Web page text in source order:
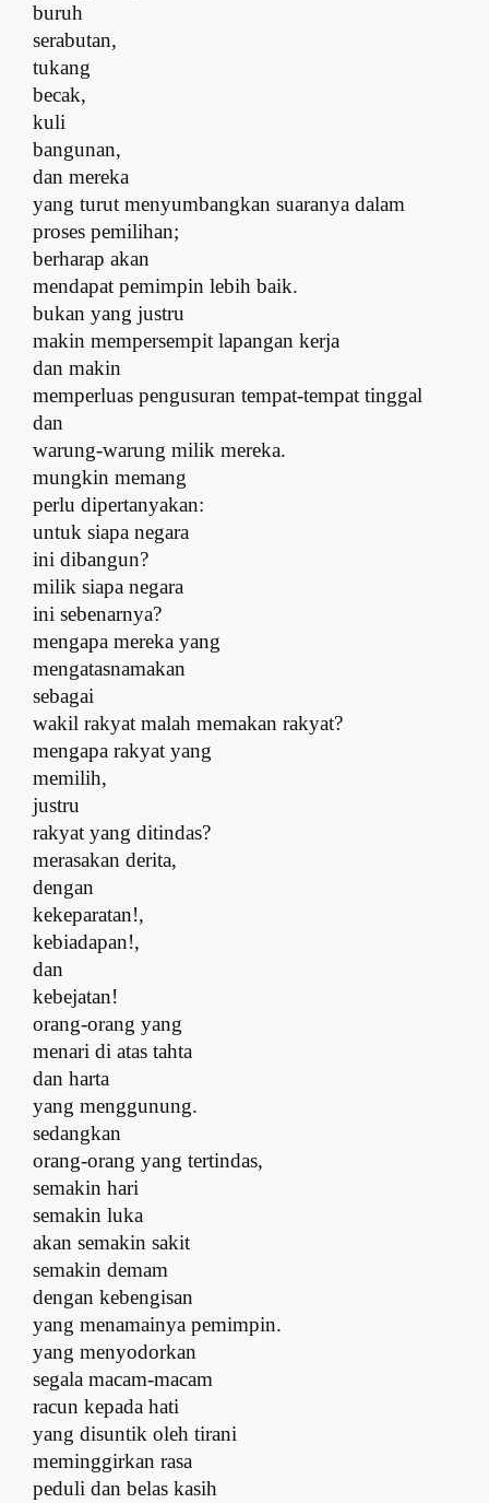
buruh
serabutan,
tukang
becak,
kuli
bangunan,
dan mereka
yang turut menyumbangkan suaranya dalam
proses pemilihan;
berharap akan
mendapat pemimpin lebih baik.
bukan yang justru
makin mempersempit lapangan kerja
dan makin
memperluas pengusuran tempat-tempat tinggal
dan
warung-warung milik mereka.
mungkin memang
perlu dipertanyakan:
untuk siapa negara
ini dibangun?
milik siapa negara
ini sebenarnya?
mengapa mereka yang
mengatasnamakan
sebagai
wakil rakyat malah memakan rakyat?
mengapa rakyat yang
memilih,
justru
rakyat yang ditindas?
merasakan derita,
dengan
kekeparatan!,
kebiadapan!,
dan
kebejatan!
orang-orang yang
menari di atas tahta
dan harta
yang menggunung.
sedangkan
orang-orang yang tertindas,
semakin hari
semakin luka
akan semakin sakit
semakin demam
dengan kebengisan
yang menamainya pemimpin.
yang menyodorkan
segala macam-macam
racun kepada hati
yang disuntik oleh tirani
meminggirkan rasa
peduli dan belas kasih